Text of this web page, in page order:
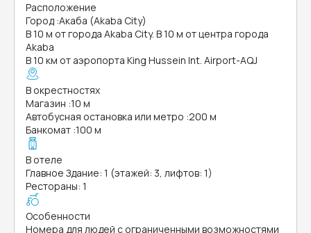
Расположение
Город :Акаба (Akaba City)
В 10 м от города Akaba City. В 10 м от центра города
Akaba
В 10 км от аэропорта King Hussein Int. Airport-AQJ
В окрестностях
Магазин :10 м
Автобусная остановка или метро :200 м
Банкомат :100 м
В отеле
Главное Здание: 1 (этажей: 3, лифтов: 1)
Рестораны: 1
Особенности
Номера для людей с ограниченными возможностями